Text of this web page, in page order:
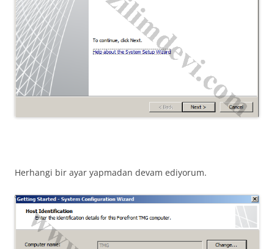
Herhangi bir ayar yapmadan devam ediyorum.